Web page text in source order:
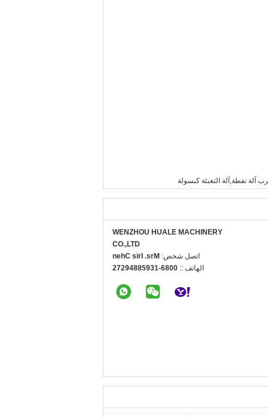
آلة نفطة,آلة التعبئة كبسولة
WENZHOU HUALE MACHINERY
CO.,LTD
اتصل شخص: Mrs. Iris Chen
الهاتف :: 0086-13958849272